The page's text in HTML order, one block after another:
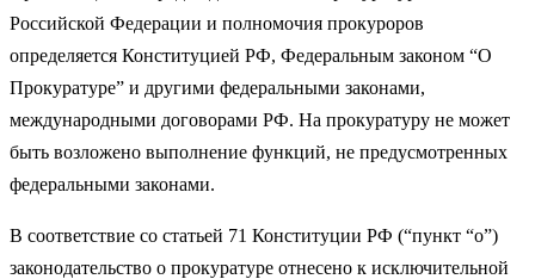
Российской Федерации и полномочия прокуроров
определяется Конституцией РФ, Федеральным законом “О
Прокуратуре” и другими федеральными законами,
международными договорами РФ. На прокуратуру не может
быть возложено выполнение функций, не предусмотренных
федеральными законами.
В соответствие со статьей 71 Конституции РФ (“пункт “о”)
законодательство о прокуратуре отнесено к исключительной